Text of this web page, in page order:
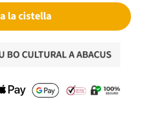
la cistella